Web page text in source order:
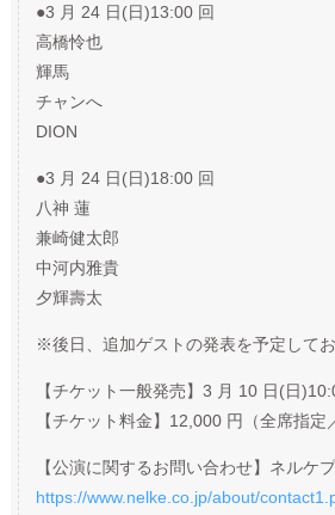
●3 月 24 日(日)13:00 回
高橋怜也
輝馬
チャンへ
DION
●3 月 24 日(日)18:00 回
八神 蓮
兼崎健太郎
中河内雅貴
夕輝壽太
※後日、追加ゲストの発表を予定してお
【チケット一般発売】3 月 10 日(日
【チケット料金】12,000 円（全席指定
【公演に関するお問い合わせ】ネルケ
https://www.nelke.co.jp/about/